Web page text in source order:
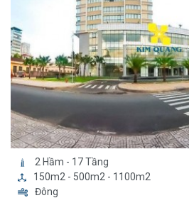
2 Hầm - 17 Tầng
150m2 - 500m2 - 1100m2
Đông